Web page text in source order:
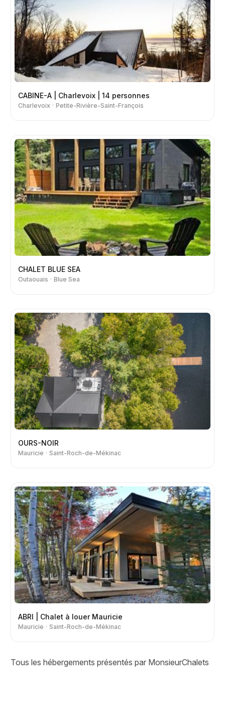
CABINE-A | Charlevoix | 14 personnes
Charlevoix Petite-Rivière-Saint-François
CHALET BLUE SEA
Outaouais Blue Sea
OURS-NOIR
Mauricie Saint-Roch-de-Mékinac
ABRI | Chalet à louer Mauricie
Mauricie Saint-Roch-de-Mékinac
Tous les hébergements présentés par MonsieurChalets